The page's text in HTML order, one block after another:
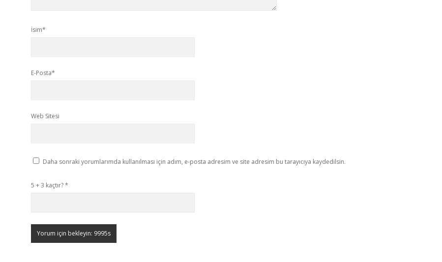
İsim*
E-Posta*
Web Sitesi
Daha sonraki yorumlarımda kullanılması için adım, e-posta adresim ve site adresim bu tarayıcıya kaydedilsin.
5 + 3 kaçtır?*